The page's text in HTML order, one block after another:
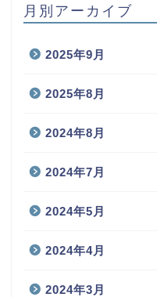
月別アーカイブ
2025年9月
2025年8月
2024年8月
2024年7月
2024年5月
2024年4月
2024年3月